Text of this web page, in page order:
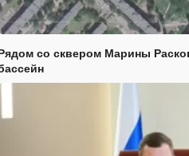
со сквером Марины